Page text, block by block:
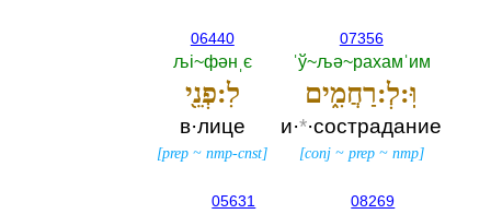
07356
ˈў~љә~рахамˈим
וּֽ:לְ:רַחֲמִ֑ים
и·*·сострадание
[conj~ prep~ nmp]
06440
љi~фәнˌє
לִ:פְנֵ֖י
в·лице
[prep ~nmp-cnst]
08269
05631